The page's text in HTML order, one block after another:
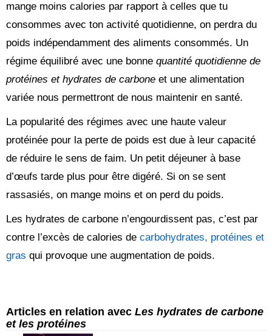
mange moins calories par rapport à celles que tu
consommes avec ton activité quotidienne, on perdra du
poids indépendamment des aliments consommés. Un
régime équilibré avec une bonne quantité quotidienne de
protéines et hydrates de carbone et une alimentation
variée nous permettront de nous maintenir en santé.
La popularité des régimes avec une haute valeur
protéinée pour la perte de poids est due à leur capacité
de réduire le sens de faim. Un petit déjeuner à base
d’œufs tarde plus pour être digéré. Si on se sent
rassasiés, on mange moins et on perd du poids.
Les hydrates de carbone n’engourdissent pas, c’est par
contre l’excès de calories de carbohydrates, protéines et
gras qui provoque une augmentation de poids.
Articles en relation avec Les hydrates de carbone
et les protéines